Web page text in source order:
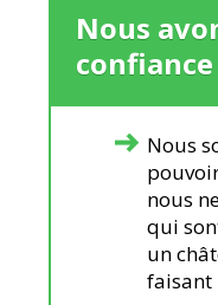
Nous
Nous
nous
qui
un
faisant